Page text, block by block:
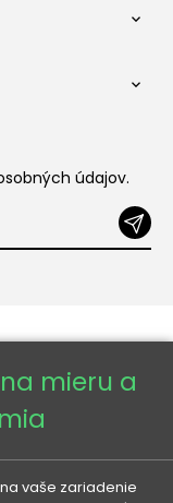


údajov.
mieru a
vaše zariadenie